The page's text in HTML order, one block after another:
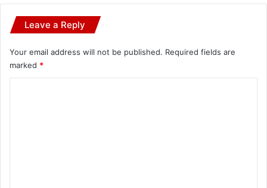
Leave a Reply
Your email address will not be published. Required fields are
marked *